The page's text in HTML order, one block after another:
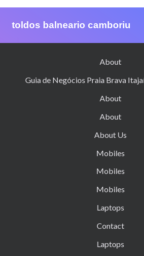
toldos balneario camboriu
About
Guia de Negócios Praia Brava
About
About
About Us
Mobiles
Mobiles
Mobiles
Laptops
Contact
Laptops